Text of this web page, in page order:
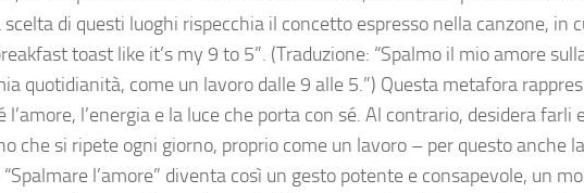
di questi luoghi rispecchia il concetto espresso nella canzone, in
toast like it’s my 9 to 5”. (Traduzione: “Spalmo il mio amore
quotidianità, come un lavoro dalle 9 alle 5.”) Questa metafora
l’energia e la luce che porta con sé. Al contrario, desidera farli
che si ripete ogni giorno, proprio come un lavoro – per questo anche
l’amore” diventa così un gesto potente e consapevole, un